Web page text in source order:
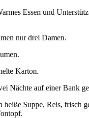
Essen und
nur drei Damen.
Karton.
Nächte auf einer Bank
heiße Suppe, Reis, frisch